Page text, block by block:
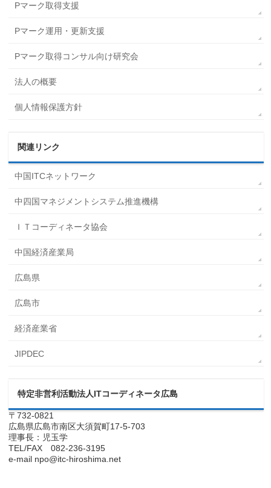
Pマーク取得支援
Pマーク運用・更新支援
Pマーク取得コンサル向け研究会
法人の概要
個人情報保護方針
関連リンク
中国ITCネットワーク
中四国マネジメントシステム推進機構
ＩＴコーディネータ協会
中国経済産業局
広島県
広島市
経済産業省
JIPDEC
特定非営利活動法人ITコーディネータ広島
〒732-0821
広島県広島市南区大須賀町17-5-703
理事長：児玉学
TEL/FAX 082-236-3195
e-mail npo@itc-hiroshima.net